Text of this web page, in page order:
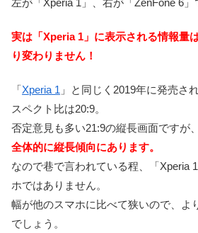
左が「Xperia 1」、右が「ZenFone 6」
実は「Xperia 1」に表示される情報量
り変わりません！
「Xperia 1 」と同じく2019年に発売さ
スペクト比は20:9。
否定意見も多い21:9の縦長画面ですが
全体的に縦長傾向にあります。
なので巷で言われている程、「Xperia
ホではありません。
幅が他のスマホに比べて狭いので、よ
でしょう。